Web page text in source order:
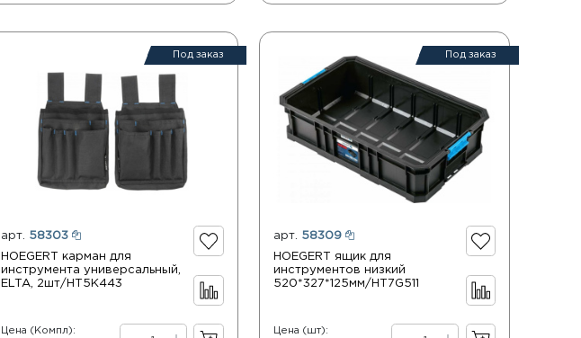
Под заказ
арт. 58303
HOEGERT карман для
инструмента универсальный,
ELTA, 2шт/HT5K443
Цена (Компл):
Под заказ
арт. 58309
HOEGERT ящик для
инструментов низкий
520*327*125мм/HT7G511
Цена (шт):